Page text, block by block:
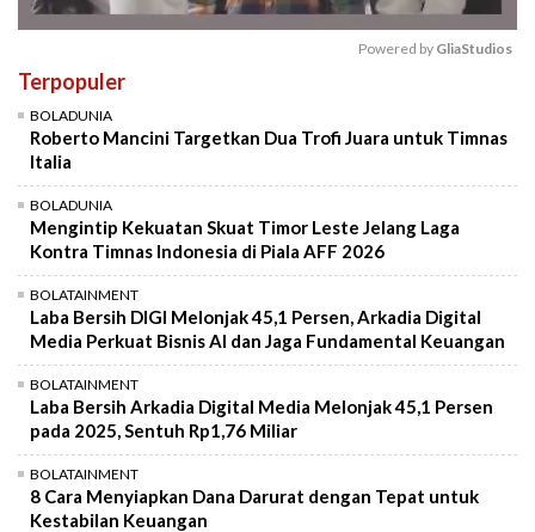
Powered by GliaStudios
Terpopuler
BOLADUNIA
Roberto Mancini Targetkan Dua Trofi Juara untuk Timnas
Italia
BOLADUNIA
Mengintip Kekuatan Skuat Timor Leste Jelang Laga
Kontra Timnas Indonesia di Piala AFF 2026
BOLATAINMENT
Laba Bersih DIGI Melonjak 45,1 Persen, Arkadia Digital
Media Perkuat Bisnis AI dan Jaga Fundamental Keuangan
BOLATAINMENT
Laba Bersih Arkadia Digital Media Melonjak 45,1 Persen
pada 2025, Sentuh Rp1,76 Miliar
BOLATAINMENT
8 Cara Menyiapkan Dana Darurat dengan Tepat untuk
Kestabilan Keuangan